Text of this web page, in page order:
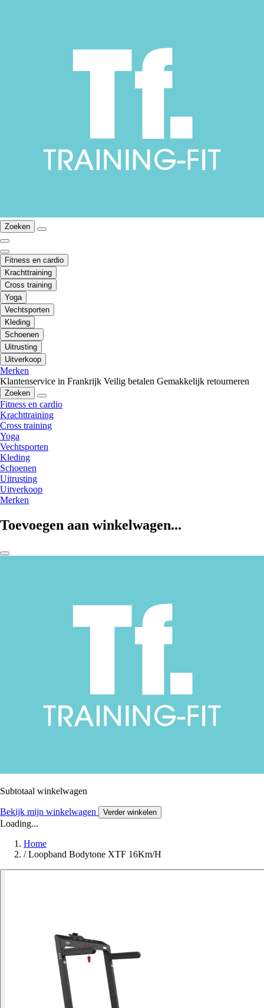
Zoeken
Fitness en cardio
Krachttraining
Cross training
Yoga
Vechtsporten
Kleding
Schoenen
Uitrusting
Uitverkoop
Merken
Klantenservice in Frankrijk Veilig betalen Gemakkelijk retourneren
Zoeken
Fitness en cardio
Krachttraining
Cross training
Yoga
Vechtsporten
Kleding
Schoenen
Uitrusting
Uitverkoop
Merken
Toevoegen aan winkelwagen...
Subtotaal winkelwagen
Bekijk mijn winkelwagen Verder winkelen
Loading...
Home
/ Loopband Bodytone XTF 16Km/H